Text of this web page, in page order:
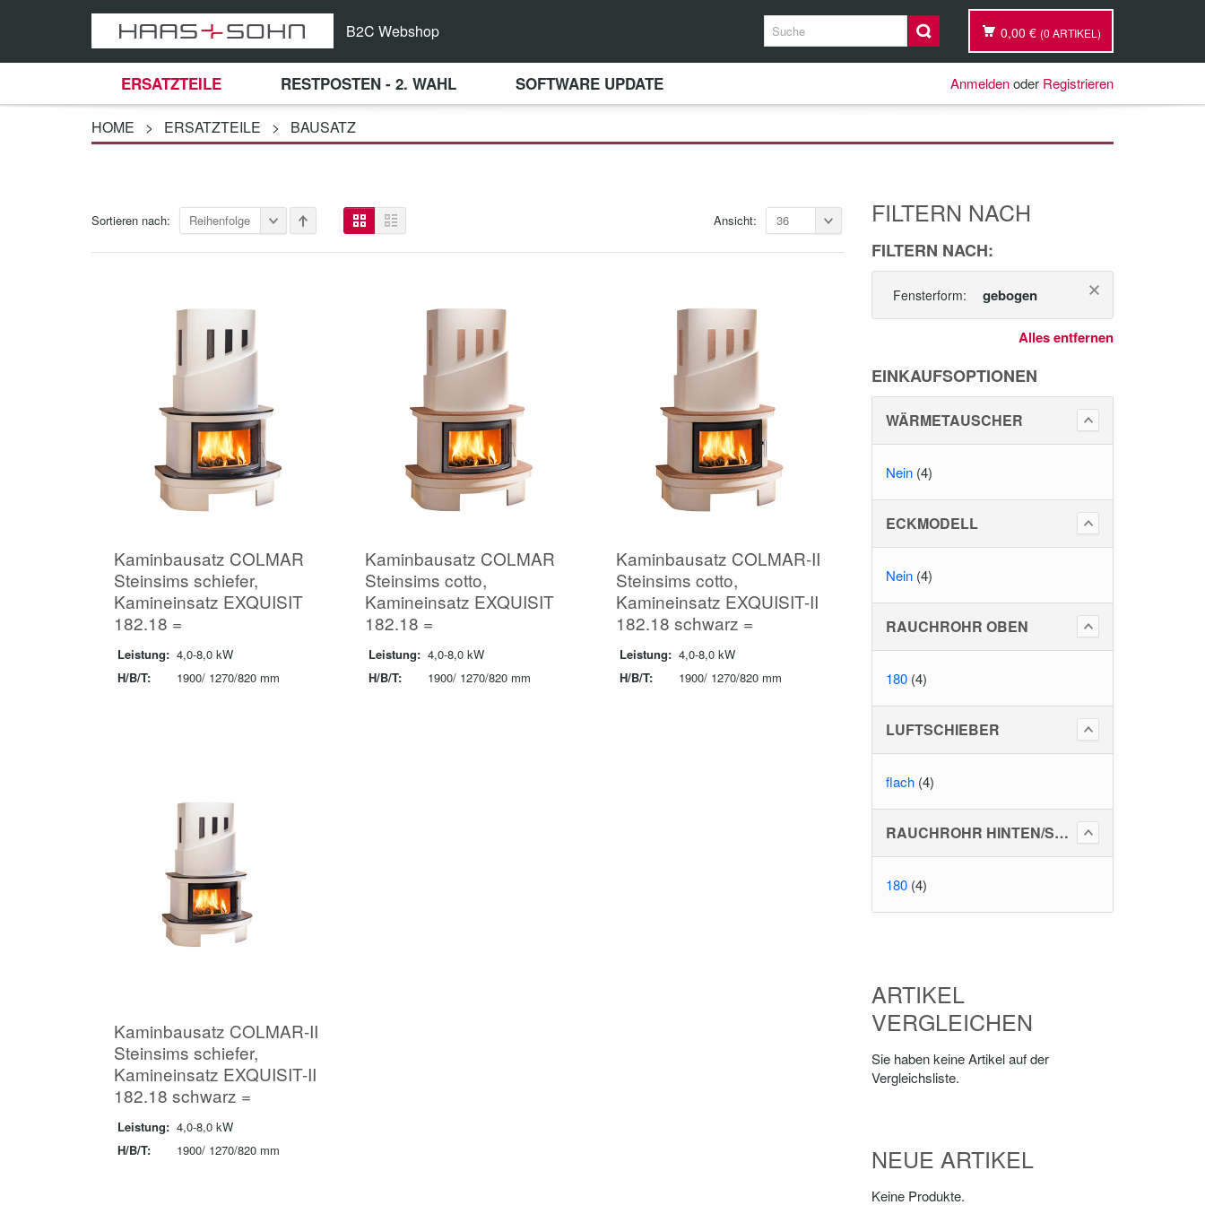
B2C Webshop 0,00 € (0 ARTIKEL)
ERSATZTEILE RESTPOSTEN - 2. WAHL SOFTWARE UPDATE Anmeldenoder Registrieren
HOME > ERSATZTEILE > BAUSATZ
Sortieren nach: Reihenfolge Ansicht: 36
Kaminbausatz COLMAR
Steinsims schiefer,
Kamineinsatz EXQUISIT
182.18 =
Leistung: 4,0-8,0 kW
H/B/T:
1900/ 1270/820 mm
Kaminbausatz COLMAR
Steinsims cotto,
Kamineinsatz EXQUISIT
182.18 =
Leistung: 4,0-8,0 kW
H/B/T:
1900/ 1270/820 mm
Kaminbausatz COLMAR-II
Steinsims cotto,
Kamineinsatz EXQUISIT-II
182.18 schwarz =
Leistung: 4,0-8,0 kW
H/B/T:
1900/ 1270/820 mm
Kaminbausatz COLMAR-II
Steinsims schiefer,
Kamineinsatz EXQUISIT-II
182.18 schwarz =
Leistung: 4,0-8,0 kW
H/B/T:
1900/ 1270/820 mm
FILTERN NACH
FILTERN NACH:
Fensterform: gebogen
Alles entfernen
EINKAUFSOPTIONEN
WÄRMETAUSCHER
Nein (4)
ECKMODELL
Nein (4)
RAUCHROHR OBEN
180 (4)
LUFTSCHIEBER
flach (4)
RAUCHROHR HINTEN/SEITLICH
180 (4)
ARTIKEL
VERGLEICHEN
Sie haben keine Artikel auf der
Vergleichsliste.
NEUE ARTIKEL
Keine Produkte.